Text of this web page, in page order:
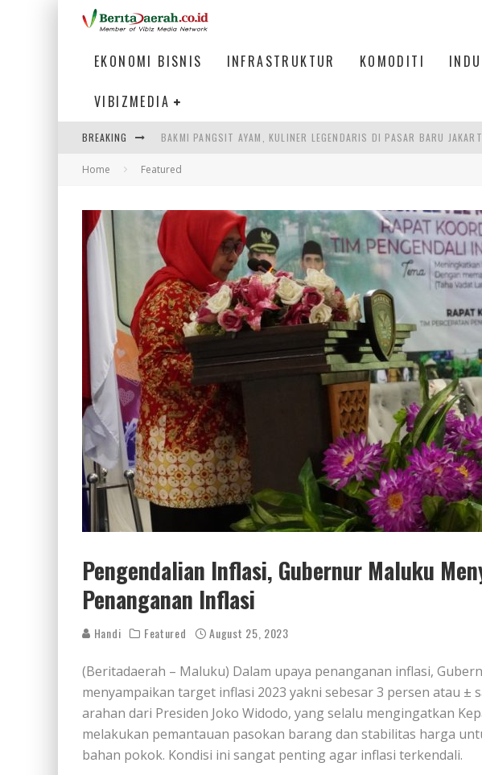
EKONOMI BISNIS INFRASTRUKTUR KOMODITI
VIBIZMEDIA
BREAKING BAKMI PANGSIT AYAM, KULINER LEGENDARIS DI PASAR BARU
KETIKA INSTITUSI MENENTUKAN MASA DEPAN INDONESIA
ULP SEMANGGI: MEMPERMUDAH LAYANAN PASPOR DI JANTUNG KOTA
Home Featured
Pengendalian Inflasi, Gubernur Maluku
Penanganan Inflasi
Handi Featured August 25, 2023
(Beritadaerah – Maluku) Dalam upaya penanganan inflasi,
menyampaikan target inflasi 2023 yakni sebesar 3 persen atau ±
arahan dari Presiden Joko Widodo, yang selalu mengingatkan
melakukan pemantauan pasokan barang dan stabilitas harga
bahan pokok. Kondisi ini sangat penting agar inflasi terkendali.